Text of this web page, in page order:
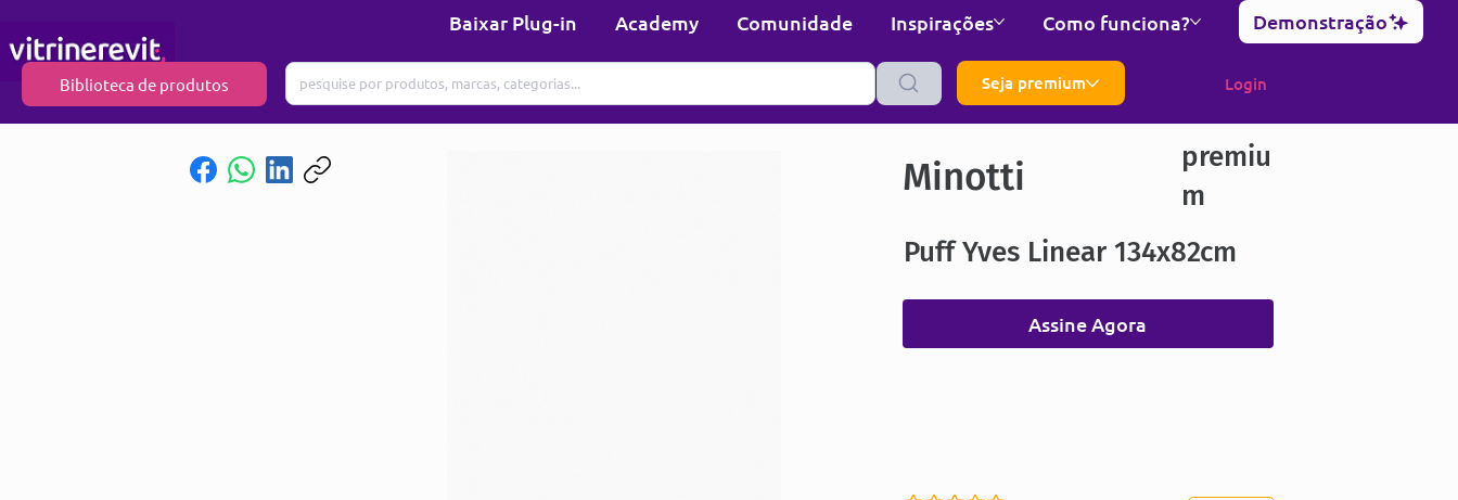
Baixar Plug-in Academy Comunidade Inspirações Como funciona? Demonstração
Biblioteca de produtos Seja premium Login
Minotti
premiu
m
Puff Yves Linear 134x82cm
Assine Agora